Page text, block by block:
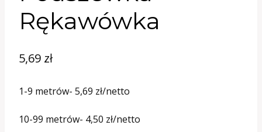
Rękawówka
5,69 zł
1-9 metrów- 5,69 zł/netto
10-99 metrów- 4,50 zł/netto